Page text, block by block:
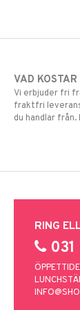
VAD
Vi erbjuder fri
fraktfri
du handlar från.
RING
031